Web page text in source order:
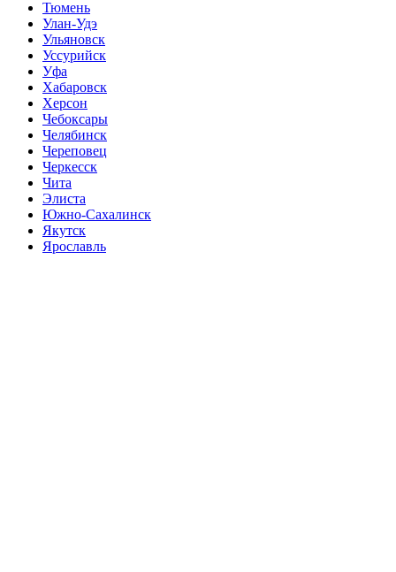
Тюмень
Улан-Удэ
Ульяновск
Уссурийск
Уфа
Хабаровск
Херсон
Чебоксары
Челябинск
Череповец
Черкесск
Чита
Элиста
Южно-Сахалинск
Якутск
Ярославль